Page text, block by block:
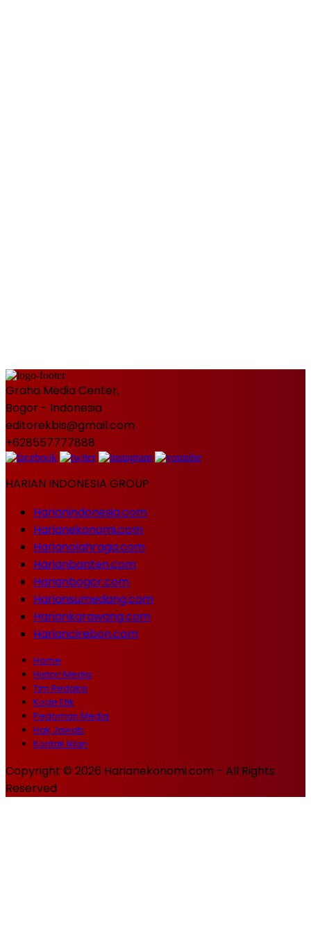
Graha Media Center,
Bogor - Indonesia
editorekbis@gmail.com
+628557777888
HARIAN INDONESIA GROUP
Harianindonesia.com
Harianekonomi.com
Harianolahraga.com
Harianbanten.com
Harianbogor.com
Hariansumedang.com
Hariankarawang.com
Hariancirebon.com
Home
Histori Media
Tim Redaksi
Kode Etik
Pedoman Media
Hak Jawab
Kontak Iklan
Copyright © 2026 Harianekonomi.com - All Rights
Reserved